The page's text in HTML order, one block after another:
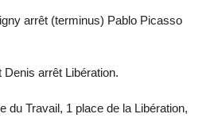
arrêt (terminus) Pablo Picasso
arrêt Libération.
du Travail, 1 place de la Libération,